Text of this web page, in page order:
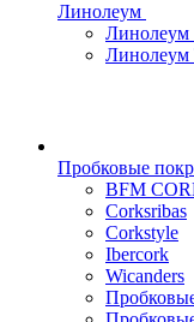
Линолеум
Линолеум
Линолеум
Пробковые
BFM
Corksribas
Corkstyle
Ibercork
Wicanders